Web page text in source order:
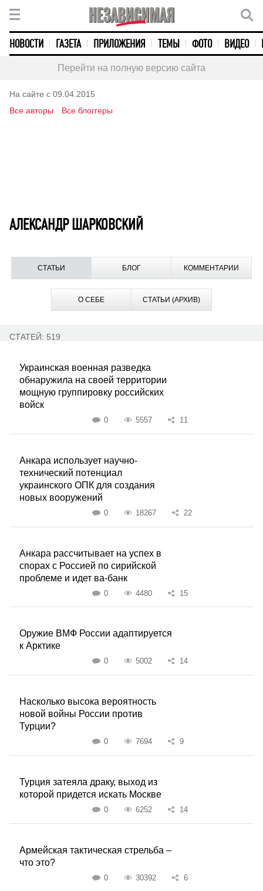
НОВОСТИ ГАЗЕТА ПРИЛОЖЕНИЯ ТЕМЫ ФОТО ВИДЕО
Перейти на полную версию сайта
На сайте с 09.04.2015
Все авторы
Все блоггеры
АЛЕКСАНДР ШАРКОВСКИЙ
СТАТЬИ БЛОГ КОММЕНТАРИИ
О СЕБЕ СТАТЬИ (АРХИВ)
СТАТЕЙ: 519
Украинская военная разведка
обнаружила на своей территории
мощную группировку российских
войск
0 5557 11
Анкара использует научно-
технический потенциал
украинского ОПК для создания
новых вооружений
0 18267 22
Анкара рассчитывает на успех в
спорах с Россией по сирийской
проблеме и идет ва-банк
0 4480 15
Оружие ВМФ России адаптируется
к Арктике
0 5002 14
Насколько высока вероятность
новой войны России против
Турции?
0 7694 9
Турция затеяла драку, выход из
которой придется искать Москве
0 6252 14
Армейская тактическая стрельба –
что это?
0 30392 6